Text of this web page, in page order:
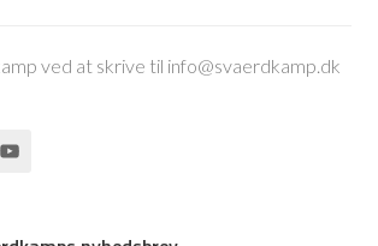
ved at skrive til info@svaerdkamp.dk